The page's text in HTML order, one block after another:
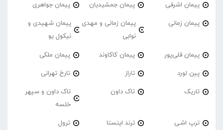
پیمان اشرفی پیمان جمشیدیان پیمان جواهری
پیمان زمانی
پیمان زمانی و مهدی
نوابی
پیمان شهیدی و
نیکول یو
پیمان قلی‌پور پیمان کاکاوند پیمان ملکی
پین لورد تاراز تارخ تهرانی
تاریک تاک داون
تاک داون و سپهر
خلسه
ترپ اشی ترند اینستا ترول